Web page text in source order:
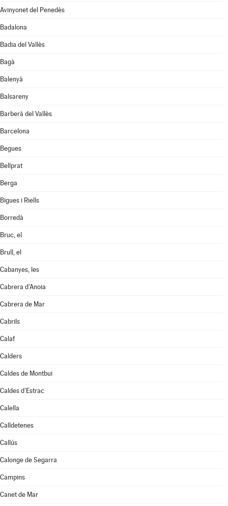
Avinyonet del Penedès
Badalona
Badia del Vallès
Bagà
Balenyà
Balsareny
Barberà del Vallès
Barcelona
Begues
Bellprat
Berga
Bigues i Riells
Borredà
Bruc, el
Brull, el
Cabanyes, les
Cabrera d'Anoia
Cabrera de Mar
Cabrils
Calaf
Calders
Caldes de Montbui
Caldes d'Estrac
Calella
Calldetenes
Callús
Calonge de Segarra
Campins
Canet de Mar